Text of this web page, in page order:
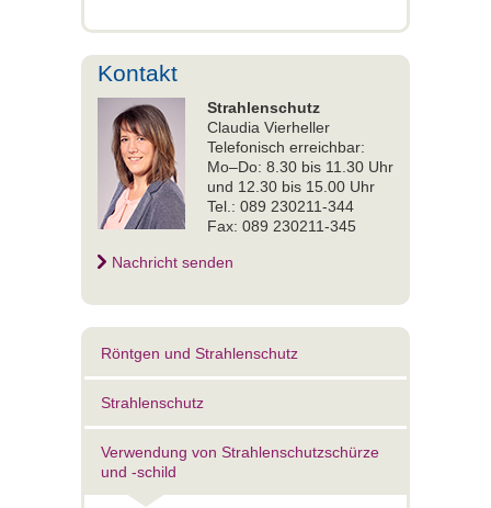
Kontakt
Strahlenschutz
Claudia Vierheller
Telefonisch erreichbar:
Mo–Do: 8.30 bis 11.30 Uhr
und 12.30 bis 15.00 Uhr
Tel.: 089 230211-344
Fax: 089 230211-345
Nachricht senden
Röntgen und Strahlenschutz
Strahlenschutz
Verwendung von Strahlenschutzschürze
und -schild